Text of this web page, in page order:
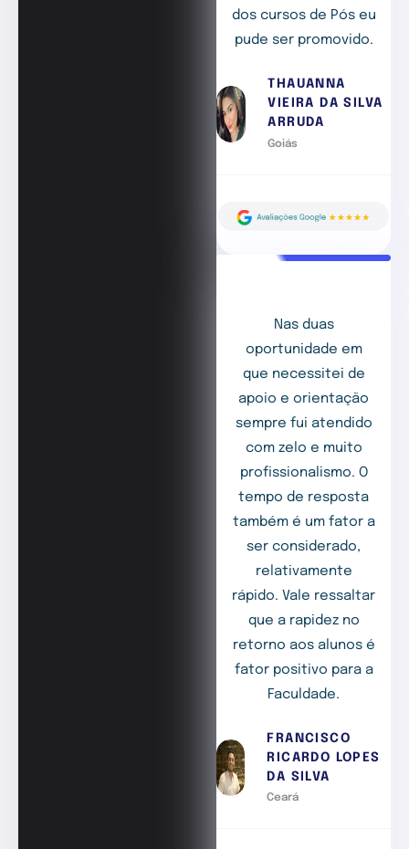
dos cursos de Pós eu
pude ser promovido.
THAUANNA
VIEIRA DA SILVA
ARRUDA
Goiás
Nas duas
oportunidade em
que necessitei de
apoio e orientação
sempre fui atendido
com zelo e muito
profissionalismo. O
tempo de resposta
também é um fator a
ser considerado,
relativamente
rápido. Vale ressaltar
que a rapidez no
retorno aos alunos é
fator positivo para a
Faculdade.
FRANCISCO
RICARDO LOPES
DA SILVA
Ceará